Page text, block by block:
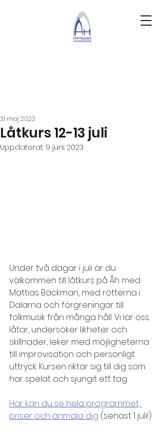
Låtkurs 12-13 juli
31 maj 2023
Uppdaterat: 9 juni 2023
Under två dagar i juli är du
välkommen till låtkurs på Åh med
Mattias Bäckman, med rötterna i
Dalarna och förgreningar till
folkmusik från många håll. Vi lär oss
låtar, undersöker likheter och
skillnader, leker med möjligheterna
till improvisation och personligt
uttryck. Kursen riktar sig till dig som
har spelat och sjungit ett tag.
Här kan du se hela programmet,
priser och anmäla dig (senast 1 juli!)